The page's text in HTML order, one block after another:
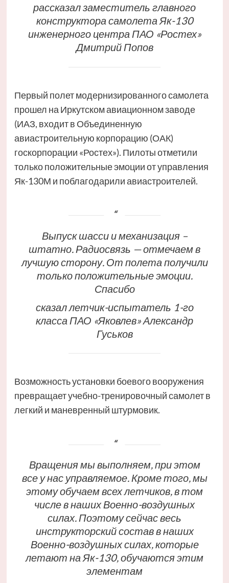
рассказал заместитель главного
конструктора самолета Як-130
инженерного центра ПАО «Ростех»
Дмитрий Попов
Первый полет модернизированного самолета
прошел на Иркутском авиационном заводе
(ИАЗ, входит в Объединенную
авиастроительную корпорацию (ОАК)
госкорпорации «Ростех»). Пилоты отметили
только положительные эмоции от управления
Як-130М и поблагодарили авиастроителей.
Выпуск шасси и механизация –
штатно. Радиосвязь — отмечаем в
лучшую сторону. От полета получили
только положительные эмоции.
Спасибо
сказал летчик-испытатель 1-го
класса ПАО «Яковлев» Александр
Гуськов
Возможность установки боевого вооружения
превращает учебно-тренировочный самолет в
легкий и маневренный штурмовик.
Вращения мы выполняем, при этом
все у нас управляемое. Кроме того, мы
этому обучаем всех летчиков, в том
числе в наших Военно-воздушных
силах. Поэтому сейчас весь
инструкторский состав в наших
Военно-воздушных силах, которые
летают на Як-130, обучаются этим
элементам